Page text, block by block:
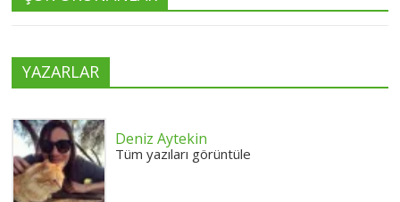
YAZARLAR
Deniz Aytekin
Tüm yazıları görüntüle